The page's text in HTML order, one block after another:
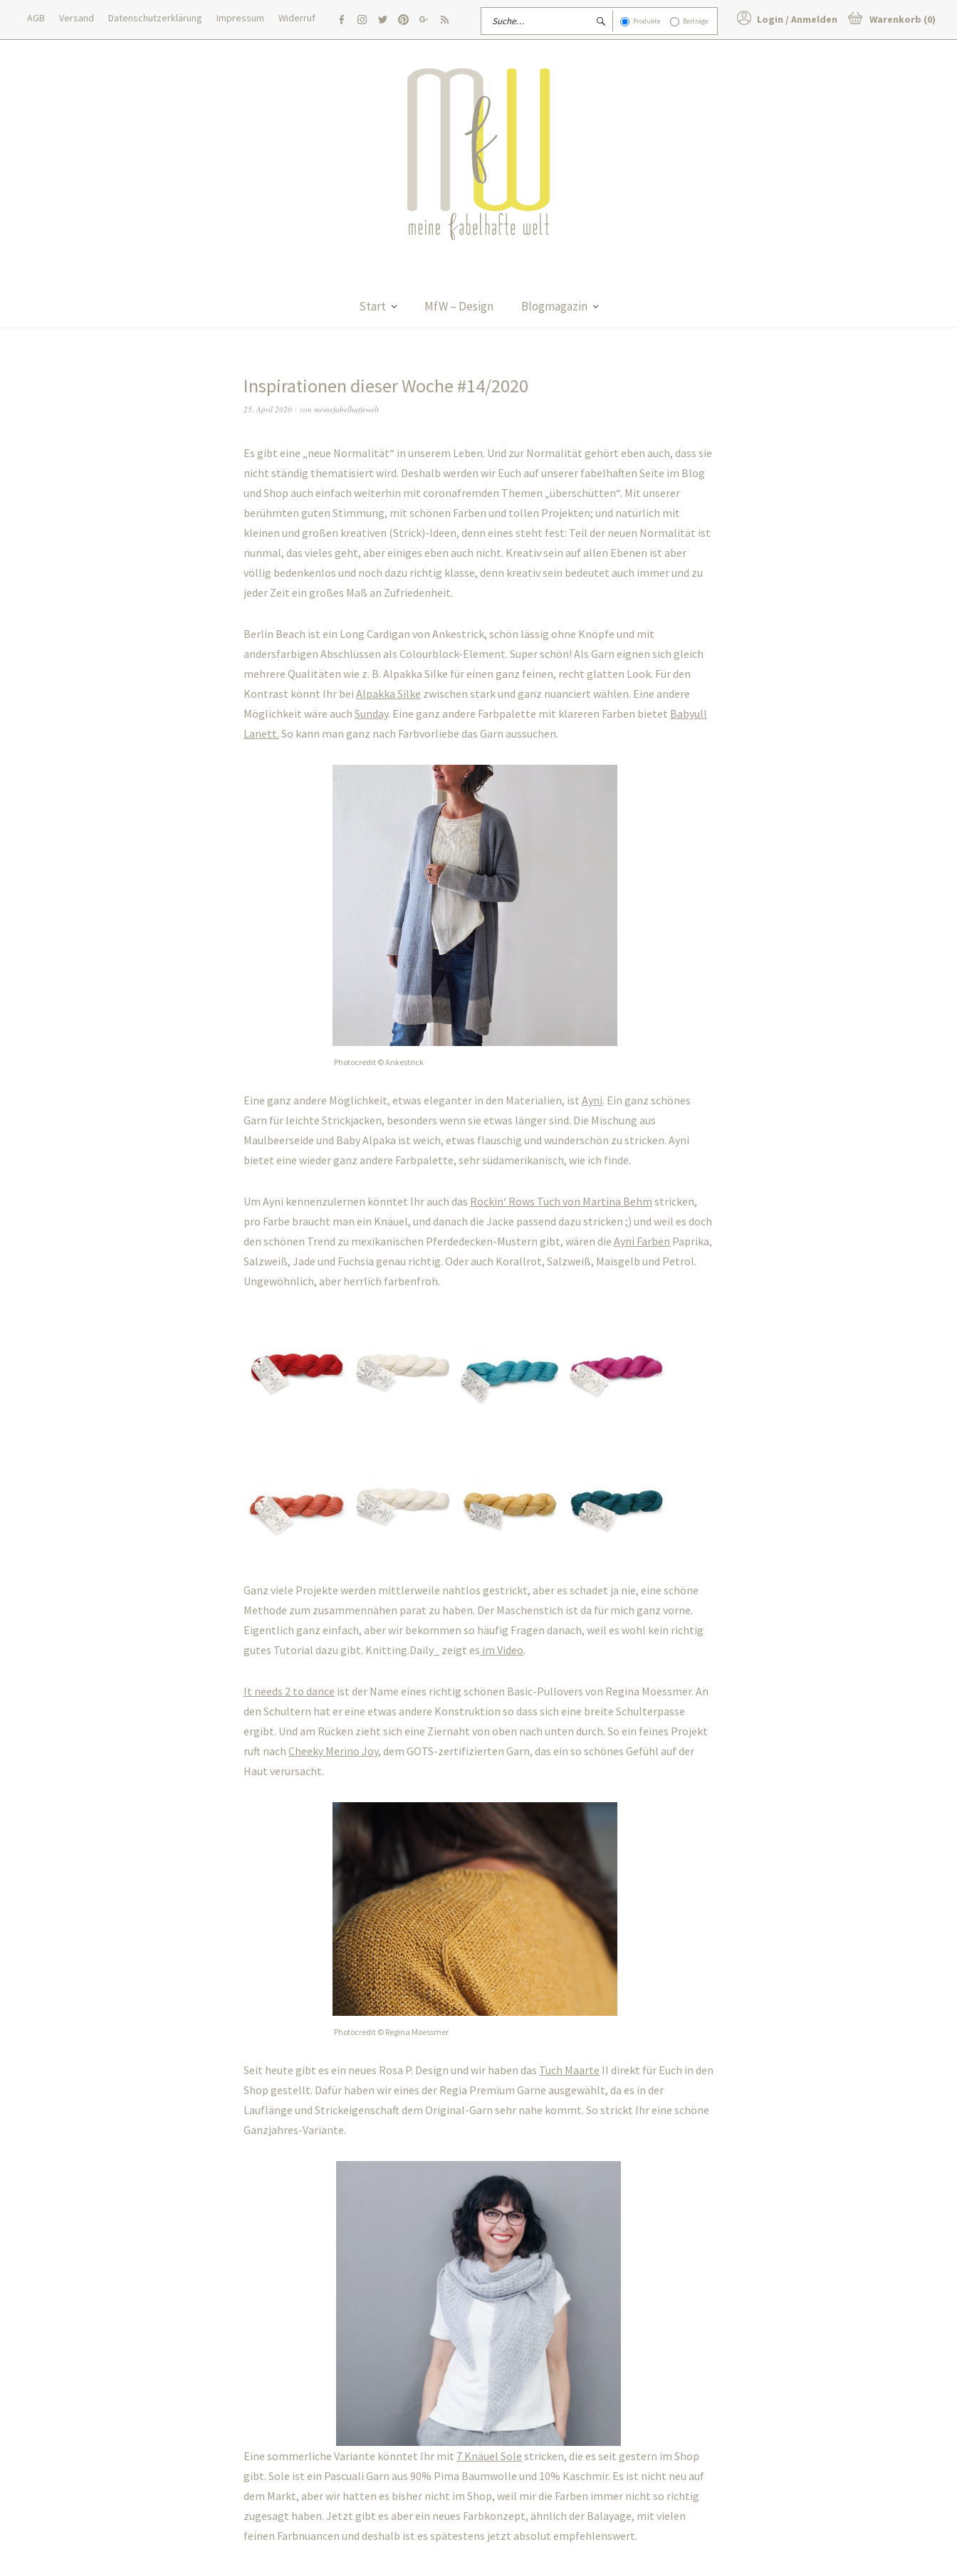
AGB Versand Datenschutzerklärung Impressum
Widerruf
facebookInstagram
twitterpinterest
google
rss
Produkte Beiträge Login / Anmelden Warenkorb (0)
Start MfW – Design Blogmagazin
Inspirationen dieser Woche #14/2020
25. April 2020 von meinefabelhaftewelt
Es gibt eine „neue Normalität“ in unserem Leben. Und zur Normalität gehört eben auch, dass sie
nicht ständig thematisiert wird. Deshalb werden wir Euch auf unserer fabelhaften Seite im Blog
und Shop auch einfach weiterhin mit coronafremden Themen „überschütten“. Mit unserer
berühmten guten Stimmung, mit schönen Farben und tollen Projekten; und natürlich mit
kleinen und großen kreativen (Strick)-Ideen, denn eines steht fest: Teil der neuen Normalität ist
nunmal, das vieles geht, aber einiges eben auch nicht. Kreativ sein auf allen Ebenen ist aber
völlig bedenkenlos und noch dazu richtig klasse, denn kreativ sein bedeutet auch immer und zu
jeder Zeit ein großes Maß an Zufriedenheit.
Berlin Beach ist ein Long Cardigan von Ankestrick, schön lässig ohne Knöpfe und mit
andersfarbigen Abschlüssen als Colourblock-Element. Super schön! Als Garn eignen sich gleich
mehrere Qualitäten wie z. B. Alpakka Silke für einen ganz feinen, recht glatten Look. Für den
Kontrast könnt Ihr bei Alpakka Silke zwischen stark und ganz nuanciert wählen. Eine andere
Möglichkeit wäre auch Sunday. Eine ganz andere Farbpalette mit klareren Farben bietet Babyull
Lanett. So kann man ganz nach Farbvorliebe das Garn aussuchen.
Photocredit © Ankestrick
Eine ganz andere Möglichkeit, etwas eleganter in den Materialien, ist Ayni. Ein ganz schönes
Garn für leichte Strickjacken, besonders wenn sie etwas länger sind. Die Mischung aus
Maulbeerseide und Baby Alpaka ist weich, etwas flauschig und wunderschön zu stricken. Ayni
bietet eine wieder ganz andere Farbpalette, sehr südamerikanisch, wie ich finde.
Um Ayni kennenzulernen könntet Ihr auch das Rockin‘ Rows Tuch von Martina Behm stricken,
pro Farbe braucht man ein Knäuel, und danach die Jacke passend dazu stricken ;) und weil es doch
den schönen Trend zu mexikanischen Pferdedecken-Mustern gibt, wären die Ayni Farben Paprika,
Salzweiß, Jade und Fuchsia genau richtig. Oder auch Korallrot, Salzweiß, Maisgelb und Petrol.
Ungewöhnlich, aber herrlich farbenfroh.
Ganz viele Projekte werden mittlerweile nahtlos gestrickt, aber es schadet ja nie, eine schöne
Methode zum zusammennähen parat zu haben. Der Maschenstich ist da für mich ganz vorne.
Eigentlich ganz einfach, aber wir bekommen so häufig Fragen danach, weil es wohl kein richtig
gutes Tutorial dazu gibt. Knitting.Daily_ zeigt es im Video.
It needs 2 to dance ist der Name eines richtig schönen Basic-Pullovers von Regina Moessmer. An
den Schultern hat er eine etwas andere Konstruktion so dass sich eine breite Schulterpasse
ergibt. Und am Rücken zieht sich eine Ziernaht von oben nach unten durch. So ein feines Projekt
ruft nach Cheeky Merino Joy, dem GOTS-zertifizierten Garn, das ein so schönes Gefühl auf der
Haut verursacht.
Photocredit © Regina Moessmer
Seit heute gibt es ein neues Rosa P. Design und wir haben das Tuch Maarte II direkt für Euch in den
Shop gestellt. Dafür haben wir eines der Regia Premium Garne ausgewählt, da es in der
Lauflänge und Strickeigenschaft dem Original-Garn sehr nahe kommt. So strickt Ihr eine schöne
Ganzjahres-Variante.
Eine sommerliche Variante könntet Ihr mit 7 Knäuel Sole stricken, die es seit gestern im Shop
gibt. Sole ist ein Pascuali Garn aus 90% Pima Baumwolle und 10% Kaschmir. Es ist nicht neu auf
dem Markt, aber wir hatten es bisher nicht im Shop, weil mir die Farben immer nicht so richtig
zugesagt haben. Jetzt gibt es aber ein neues Farbkonzept, ähnlich der Balayage, mit vielen
feinen Farbnuancen und deshalb ist es spätestens jetzt absolut empfehlenswert.